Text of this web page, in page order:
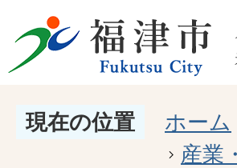
現在の位置 ホーム
産業